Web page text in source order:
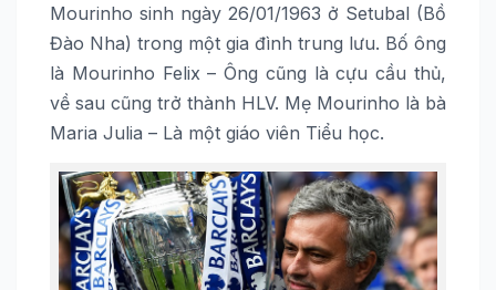
Mourinho sinh ngày 26/01/1963 ở Setubal (Bồ
Đào Nha) trong một gia đình trung lưu. Bố ông
là Mourinho Felix – Ông cũng là cựu cầu thủ,
về sau cũng trở thành HLV. Mẹ Mourinho là bà
Maria Julia – Là một giáo viên Tiểu học.